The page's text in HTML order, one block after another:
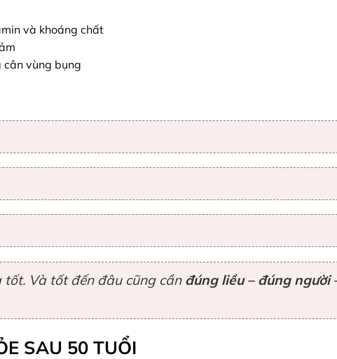
và khoáng chất
vùng bụng
Và tốt đến đâu cũng cần đúng liều – đúng người
SAU 50 TUỔI